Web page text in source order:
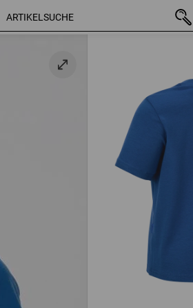
98/104